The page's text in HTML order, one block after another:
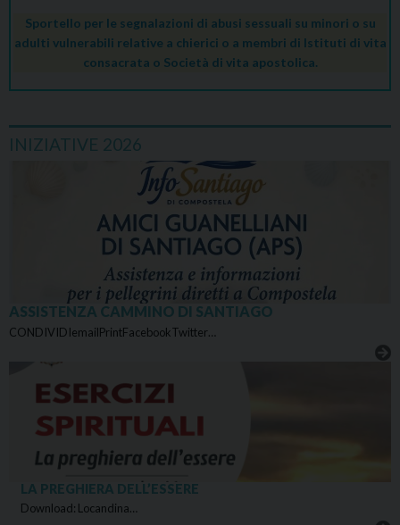
Sportello per le segnalazioni di abusi sessuali su minori o su
adulti vulnerabili relative a chierici o a membri di Istituti di vita
consacrata o Società di vita apostolica.
INIZIATIVE 2026
ASSISTENZA CAMMINO DI SANTIAGO
CONDIVIDIemailPrintFacebookTwitter…
LA PREGHIERA DELL’ESSERE
Download: Locandina…